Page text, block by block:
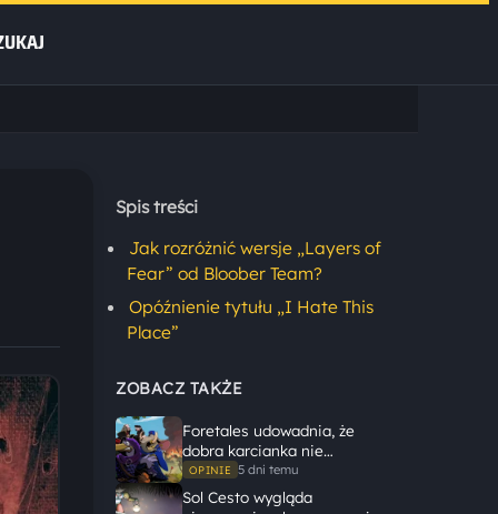
Spis treści
Jak rozróżnić wersje „Layers of
Fear” od Bloober Team?
Opóźnienie tytułu „I Hate This
Place”
ZOBACZ TAKŻE
Foretales udowadnia, że
dobra karcianka nie
potrzebuje wielkiego
świata, żeby opowiedzieć
dużą historię
OPINIE 5 dni temu
Sol Cesto wygląda